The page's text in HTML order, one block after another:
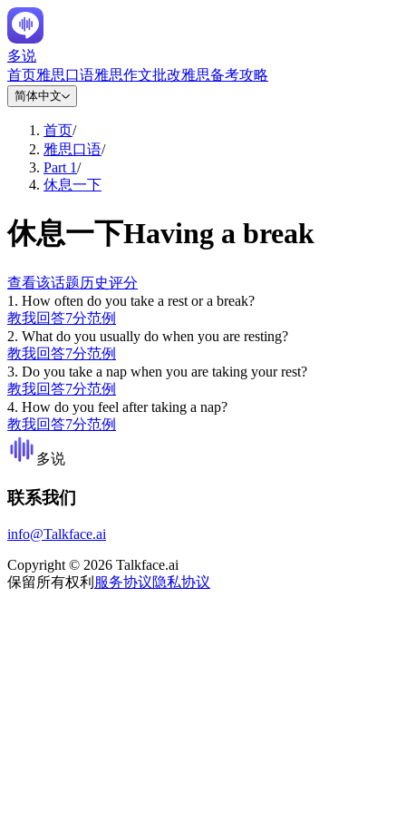
多说
首页雅思口语雅思作文批改雅思备考攻略
简体中文
首页/
雅思口语/
Part 1/
休息一下
休息一下Having a break
查看该话题历史评分
1 . How often do you take a rest or a break?
教我回答7分范例
2. What do you usually do when you are resting?
教我回答7分范例
3. Do you take a nap when you are taking your rest?
教我回答7分范例
4. How do you feel after taking a nap?
教我回答7分范例
多说
联系我们
info@Talkface.ai
Copyright © 2026 Talkface.ai
保留所有权利 服务协议隐私协议